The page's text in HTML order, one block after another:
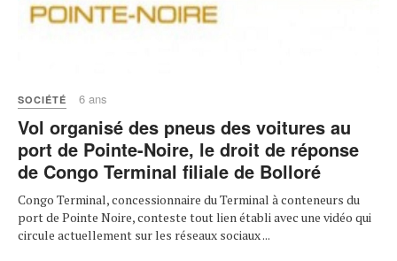
SOCIÉTÉ 6 ans
Vol organisé des pneus des voitures au
port de Pointe-Noire, le droit de réponse
de Congo Terminal filiale de Bolloré
Congo Terminal, concessionnaire du Terminal à conteneurs du
port de Pointe Noire, conteste tout lien établi avec une vidéo qui
circule actuellement sur les réseaux sociaux ...